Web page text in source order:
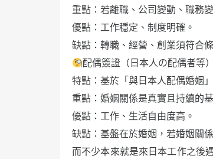
重點：若離職、公司變動、職務
優點：工作穩定、制度明確。
缺點：轉職、經營、創業須符合
配偶簽證（日本人の配偶者等）
特點：基於「與日本人配偶婚姻
重點：婚姻關係是真實且持續的
優點：工作、生活自由度高。
缺點：基盤在於婚姻，若婚姻關
而不少本來就是來日本工作之後